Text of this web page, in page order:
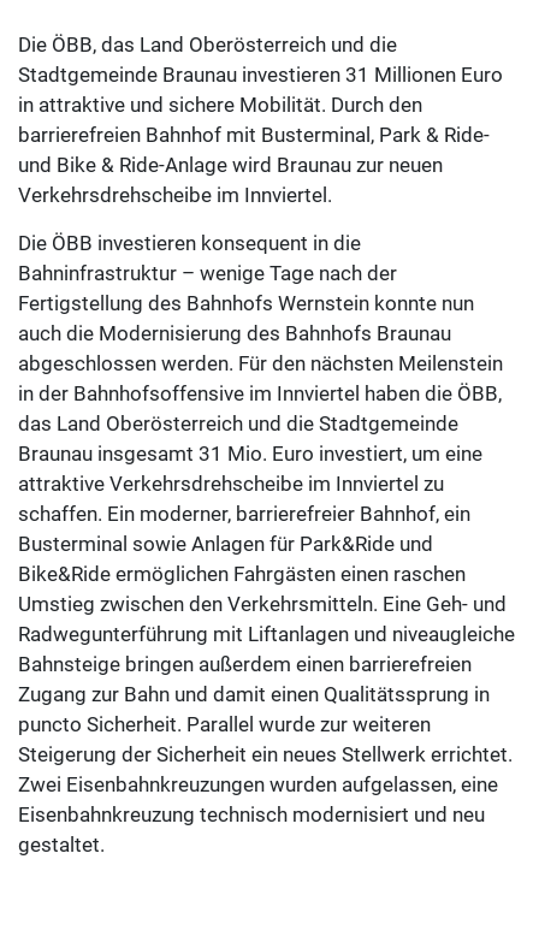
Die ÖBB, das Land Oberösterreich und die
Stadtgemeinde Braunau investieren 31 Millionen Euro
in attraktive und sichere Mobilität. Durch den
barrierefreien Bahnhof mit Busterminal, Park & Ride-
und Bike & Ride-Anlage wird Braunau zur neuen
Verkehrsdrehscheibe im Innviertel.
Die ÖBB investieren konsequent in die
Bahninfrastruktur – wenige Tage nach der
Fertigstellung des Bahnhofs Wernstein konnte nun
auch die Modernisierung des Bahnhofs Braunau
abgeschlossen werden. Für den nächsten Meilenstein
in der Bahnhofsoffensive im Innviertel haben die ÖBB,
das Land Oberösterreich und die Stadtgemeinde
Braunau insgesamt 31 Mio. Euro investiert, um eine
attraktive Verkehrsdrehscheibe im Innviertel zu
schaffen. Ein moderner, barrierefreier Bahnhof, ein
Busterminal sowie Anlagen für Park&Ride und
Bike&Ride ermöglichen Fahrgästen einen raschen
Umstieg zwischen den Verkehrsmitteln. Eine Geh- und
Radwegunterführung mit Liftanlagen und niveaugleiche
Bahnsteige bringen außerdem einen barrierefreien
Zugang zur Bahn und damit einen Qualitätssprung in
puncto Sicherheit. Parallel wurde zur weiteren
Steigerung der Sicherheit ein neues Stellwerk errichtet.
Zwei Eisenbahnkreuzungen wurden aufgelassen, eine
Eisenbahnkreuzung technisch modernisiert und neu
gestaltet.